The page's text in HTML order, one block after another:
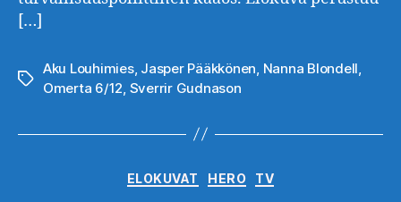
[…]
Avainsanat
Aku Louhimies, Jasper Pääkkönen, Nanna Blondell,
Omerta 6/12, Sverrir Gudnason
Kategoriat
ELOKUVAT HERO TV